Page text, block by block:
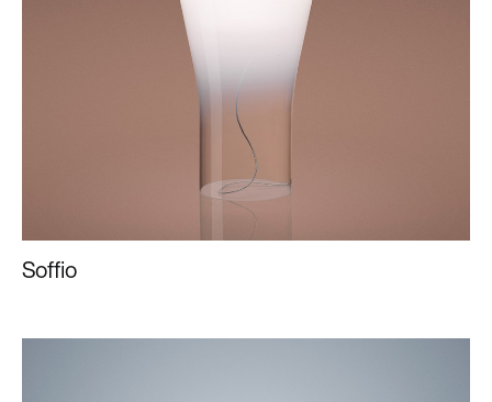
Soffio